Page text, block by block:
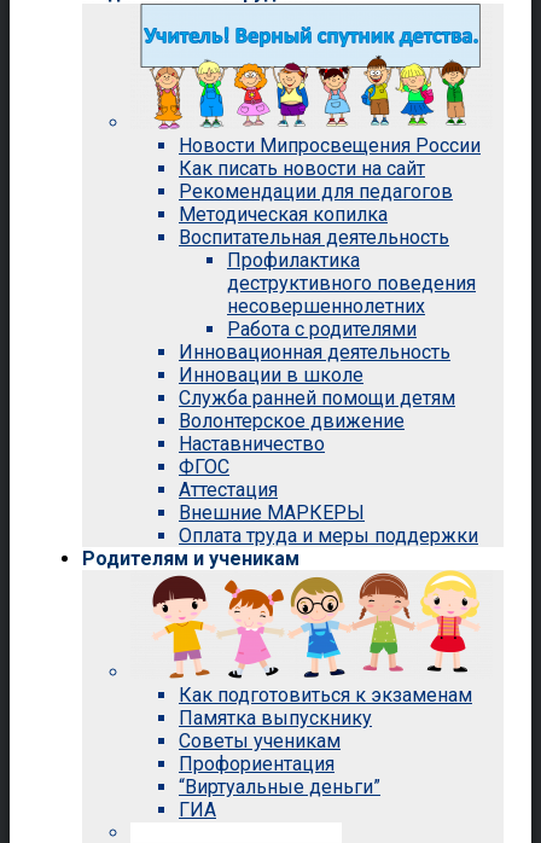
Новости Мипросвещения России
Как писать новости на сайт
Рекомендации для педагогов
Методическая копилка
Воспитательная деятельность
Профилактика
деструктивного поведения
несовершеннолетних
Работа с родителями
Инновационная деятельность
Инновации в школе
Служба ранней помощи детям
Волонтерское движение
Наставничество
ФГОС
Аттестация
Внешние МАРКЕРЫ
Оплата труда и меры поддержки
Родителям и ученикам
Как подготовиться к экзаменам
Памятка выпускнику
Советы ученикам
Профориентация
“Виртуальные деньги”
ГИА